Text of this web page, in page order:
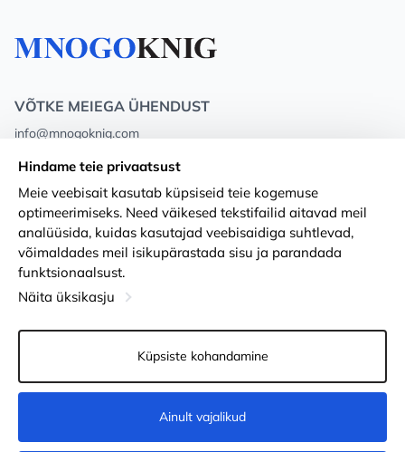
VÕTKE MEIEGA ÜHENDUST
info@mnogoknig.com
Rīga, Augusta Deglava 69d, LV-1082
Meist
Poed
Kohaletoimetamine ja makse
Lojaalsuskaardid
PÕHJUST KOOSTÖÖKS
Privacy Policy
Tingimused
Kauba tagastamine
Küpsiste seaded
Hindame teie privaatsust
Meie veebisait kasutab küpsiseid teie kogemuse
optimeerimiseks. Need väikesed tekstifailid aitavad meil
analüüsida, kuidas kasutajad veebisaidiga suhtlevad,
võimaldades meil isikupärastada sisu ja parandada
funktsionaalsust.
Näita üksikasju
Küpsiste kohandamine
Ainult vajalikud